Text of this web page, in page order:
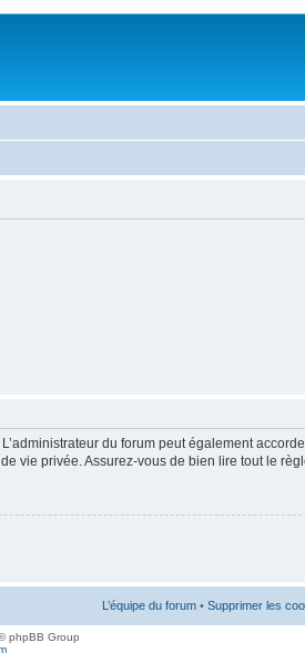
du forum peut également
vie privée. Assurez-vous de bien lire tout le
L’équipe du forum • Supprimer les
phpBB Group